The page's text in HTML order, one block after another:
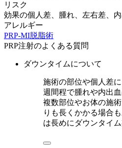
リスク
効果の個人差、腫れ、左右差、
アレルギー
PRP-MI脱脂術
PRP注射のよくある質問
ダウンタイムについて
施術の部位や個人差
週間程で腫れや内出
複数部位やお体の施
りも長くかかる場合
は長めにダウンタイ